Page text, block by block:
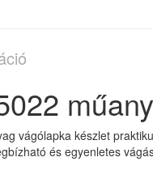
vágólapka készlet
és egyenletes